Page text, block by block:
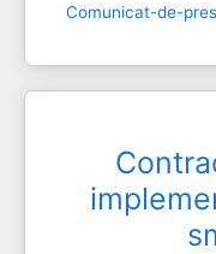
Comunicat-de-